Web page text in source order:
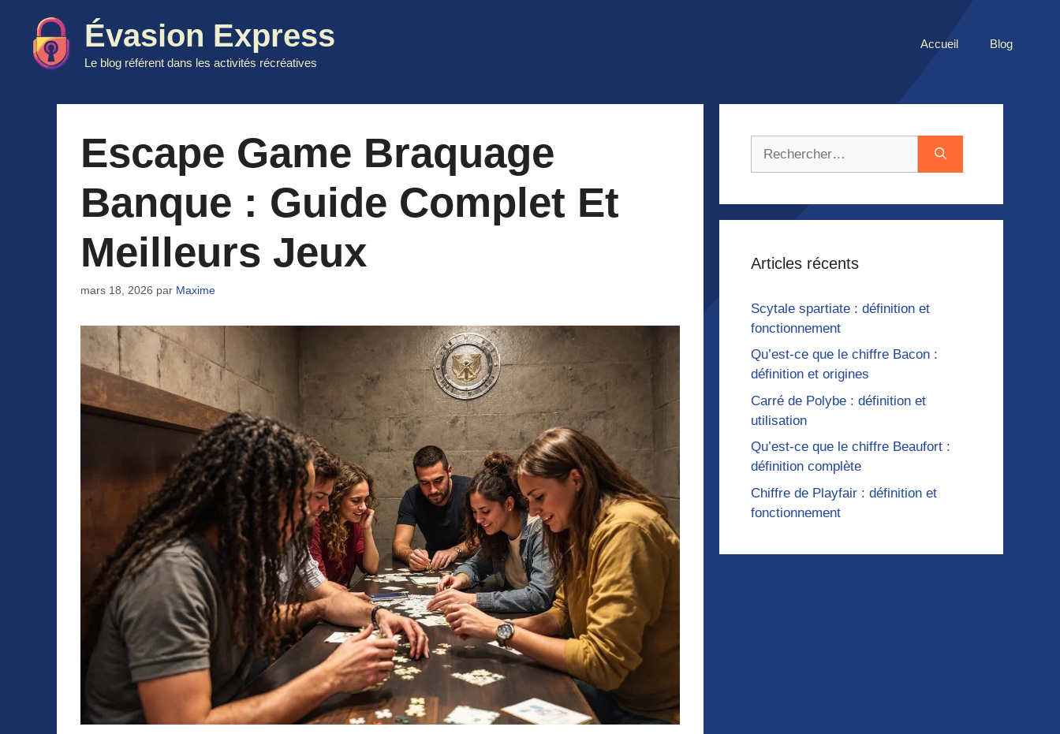
contenu
Évasion Express
Le blog référent dans les activités récréatives
Accueil Blog
Escape Game Braquage
Banque : Guide Complet Et
Meilleurs Jeux
mars 18, 2026 par Maxime
Articles récents
Scytale spartiate : définition et
fonctionnement
Qu’est-ce que le chiffre Bacon :
définition et origines
Carré de Polybe : définition et
utilisation
Qu’est-ce que le chiffre Beaufort :
définition complète
Chiffre de Playfair : définition et
fonctionnement